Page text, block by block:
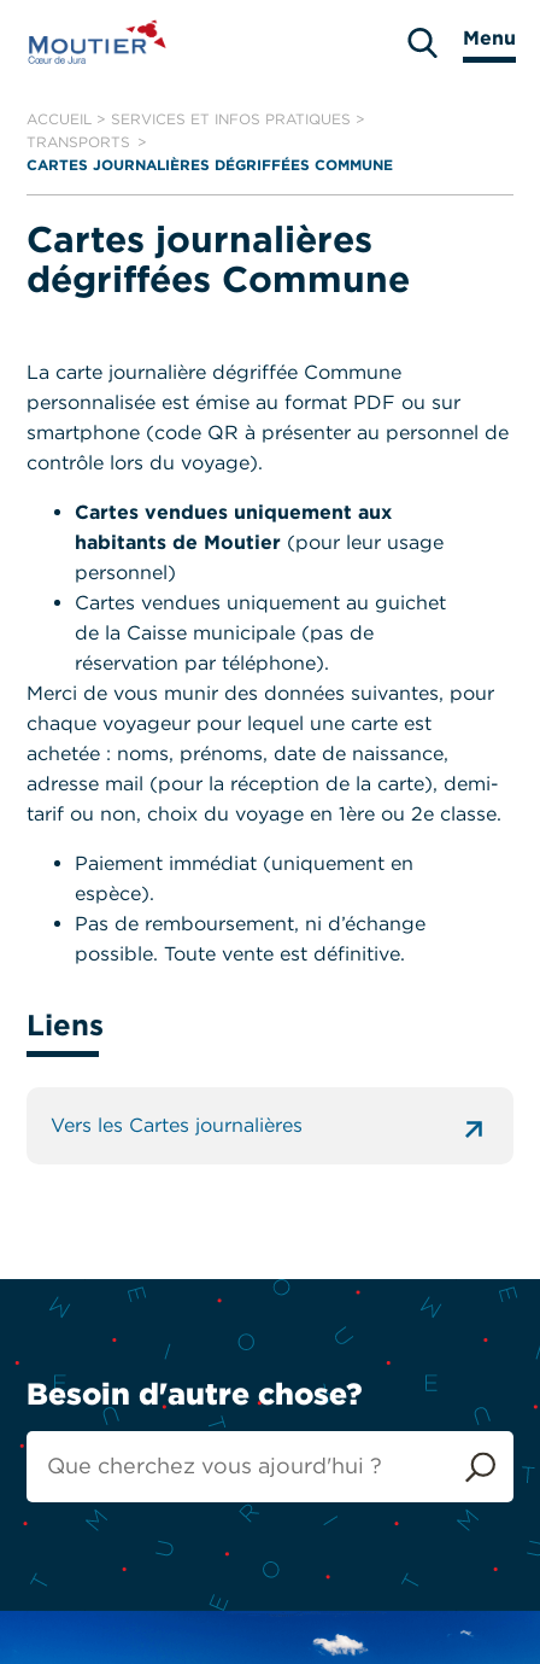
Moutier
Menu
ACCUEIL > SERVICES ET INFOS PRATIQUES >
TRANSPORTS
CARTES JOURNALIÈRES DÉGRIFFÉES COMMUNE
Cartes journalières
dégriffées Commune
La carte journalière dégriffée Commune
personnalisée est émise au format PDF ou sur
smartphone (code QR à présenter au personnel de
contrôle lors du voyage).
Cartes vendues uniquement aux
habitants de Moutier (pour leur usage
personnel)
Cartes vendues uniquement au guichet
de la Caisse municipale (pas de
réservation par téléphone).
Merci de vous munir des données suivantes, pour
chaque voyageur pour lequel une carte est
achetée : noms, prénoms, date de naissance,
adresse mail (pour la réception de la carte), demi-
tarif ou non, choix du voyage en 1ère ou 2e classe.
Paiement immédiat (uniquement en
espèce).
Pas de remboursement, ni d’échange
possible. Toute vente est définitive.
Liens
Vers les Cartes journalières
Besoin d'autre chose?